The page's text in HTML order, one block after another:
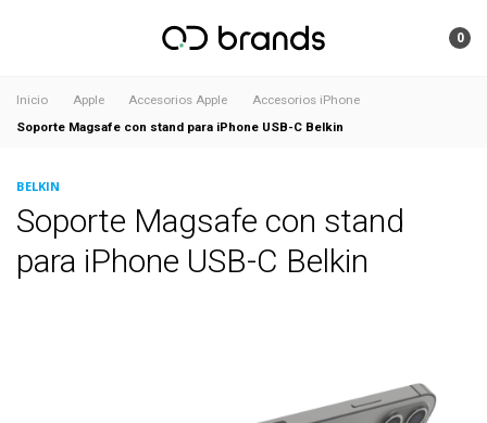
0
Inicio Apple Accesorios Apple
Accesorios iPhone
Soporte Magsafe con stand para iPhone USB-C Belkin
BELKIN
Soporte Magsafe con stand
para iPhone USB-C Belkin